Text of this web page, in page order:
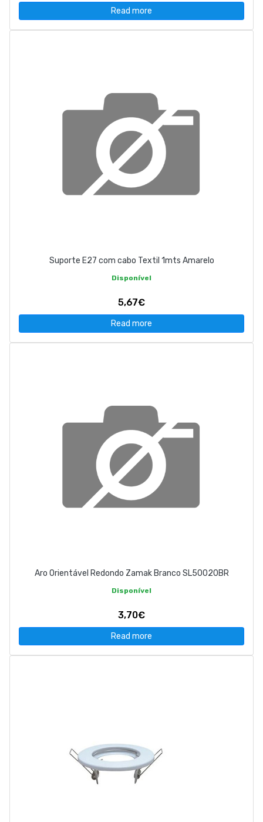
Read more
Suporte E27 com cabo Textil 1mts Amarelo
Disponível
5,67€
Read more
Aro Orientável Redondo Zamak Branco SL50020BR
Disponível
3,70€
Read more